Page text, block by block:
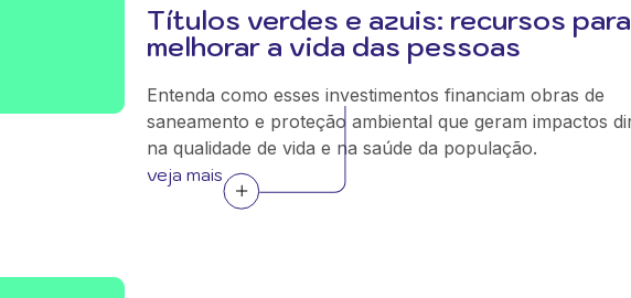
Títulos verdes e azuis: recursos para
melhorar a vida das pessoas
Entenda como esses investimentos financiam obras de
saneamento e proteção ambiental que geram impactos
na qualidade de vida e na saúde da população.
veja mais